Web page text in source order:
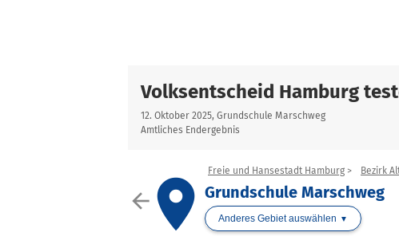
Volksentscheid Hamburg
12. Oktober 2025, Grundschule Marschweg
Amtliches Endergebnis
arrow_backplace
Freie und Hansestadt Hamburg Bezirk
Grundschule Marschweg
Anderes Gebiet auswählen